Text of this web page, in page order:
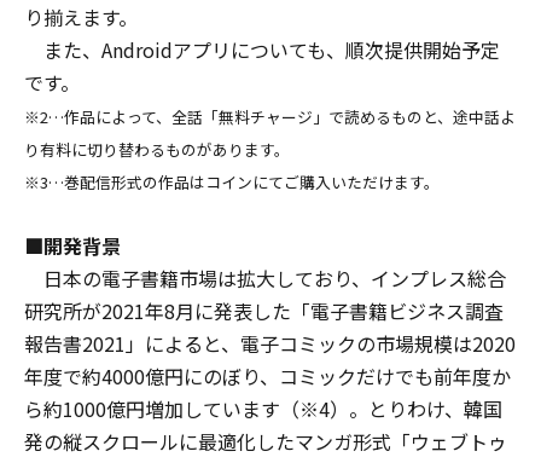
り揃えます。
また、Androidアプリについても、順次提供開始予定
です。
※2…作品によって、全話「無料チャージ」で読めるものと、途中話よ
り有料に切り替わるものがあります。
※3…巻配信形式の作品はコインにてご購入いただけます。
■開発背景
日本の電子書籍市場は拡大しており、インプレス総合
研究所が2021年8月に発表した「電子書籍ビジネス調査
報告書2021」によると、電子コミックの市場規模は2020
年度で約4000億円にのぼり、コミックだけでも前年度か
ら約1000億円増加しています（※4）。とりわけ、韓国
発の縦スクロールに最適化したマンガ形式「ウェブトゥ